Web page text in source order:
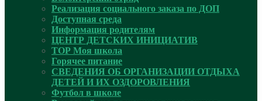
Реализация социального заказа по ДОП
Доступная среда
Информация родителям
ЦЕНТР ДЕТСКИХ ИНИЦИАТИВ
ТОР Моя школа
Горячее питание
СВЕДЕНИЯ ОБ ОРГАНИЗАЦИИ ОТДЫХА
ДЕТЕЙ И ИХ ОЗДОРОВЛЕНИЯ
Футбол в школе